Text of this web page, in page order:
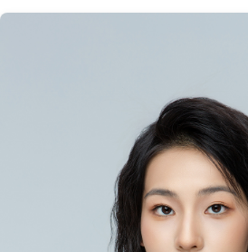
嘉兴 金华 济南